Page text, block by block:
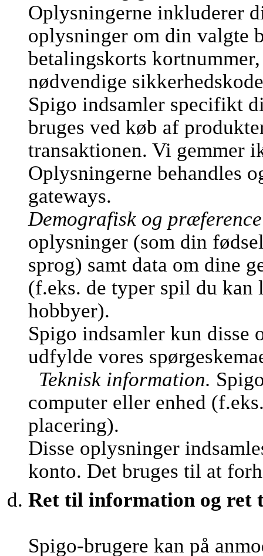
Oplysningerne inkluderer
oplysninger om din valgte
betalingskorts
nødvendige
Spigo indsamler specifikt
bruges ved køb af
transaktionen. Vi gemmer
Oplysningerne behandles
gateways.
Demografisk og
oplysninger (som din
sprog) samt data om dine
(f.eks. de typer spil du kan
hobbyer).
Spigo indsamler kun
udfylde vores
Teknisk information.
computer eller enhed
placering).
Disse oplysninger
konto. Det bruges til at
Ret til information og ret
Spigo-brugere kan på